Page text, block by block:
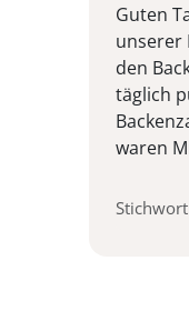
Guten
unserer
den
täglich
waren